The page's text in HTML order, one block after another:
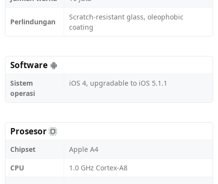
Perlindungan
Scratch-resistant glass, oleophobic
coating
Software
Sistem
operasi
iOS 4, upgradable to iOS 5.1.1
Prosesor
Chipset
Apple A4
CPU
1.0 GHz Cortex-A8